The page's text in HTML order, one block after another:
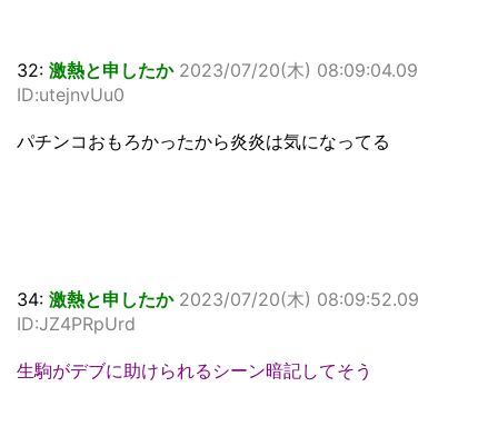
32: 激熱と申したか 2023/07/20(木) 08:09:04.09
ID:utejnvUu0
パチンコおもろかったから炎炎は気になってる
34: 激熱と申したか 2023/07/20(木) 08:09:52.09
ID:JZ4PRpUrd
生駒がデブに助けられるシーン暗記してそう